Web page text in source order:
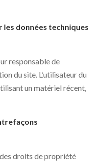
données techniques
responsable de
du site. L’utilisateur du
un matériel récent,
droits de propriété